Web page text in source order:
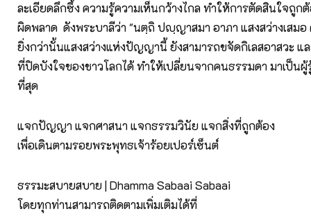
ละเอียดลึกซึ้ง ความรู้ความเห็นกว้างไกล ทำให้การตัดสินใจถูก
ผิดพลาด ดังพระบาลีว่า "นตฺถิ ปญฺญาสมา อาภา แสงสว่างเสม
ยิ่งกว่านั้นแสงสว่างแห่งปัญญานี้ ยังสามารถขจัดกิเลสอาสวะ แ
ที่ปิดบังใจของชาวโลกได้ ทำให้เปลี่ยนจากคนธรรมดา มาเป็นผู้
ที่สุด
แจกปัญญา แจกศาสนา แจกธรรมวินัย แจกสิ่งที่ถูกต้อง
เพื่อเดินตามรอยพระพุทธเจ้าร้อยเปอร์เซ็นต์
ธรรมะสบายสบาย | Dhamma Sabaai Sabaai
โดยทุกท่านสามารถติดตามเพิ่มเติมได้ที่